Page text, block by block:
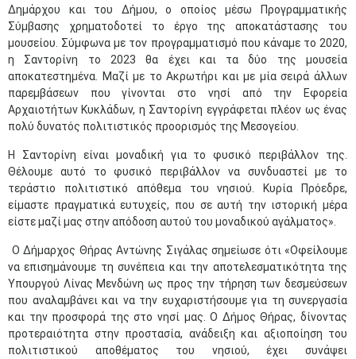
Δημάρχου και του Δήμου, ο οποίος μέσω Προγραμματικής
Σύμβασης χρηματοδοτεί το έργο της αποκατάστασης του
μουσείου. Σύμφωνα με τον προγραμματισμό που κάναμε το 2020,
η Σαντορίνη το 2023 θα έχει και τα δύο της μουσεία
αποκατεστημένα. Μαζί με το Ακρωτήρι και με μία σειρά άλλων
παρεμβάσεων που γίνονται στο νησί από την Εφορεία
Αρχαιοτήτων Κυκλάδων, η Σαντορίνη εγγράφεται πλέον ως ένας
πολύ δυνατός πολιτιστικός προορισμός της Μεσογείου.
Η Σαντορίνη είναι μοναδική για το φυσικό περιβάλλον της.
Θέλουμε αυτό το φυσικό περιβάλλον να συνδυαστεί με το
τεράστιο πολιτιστικό απόθεμα του νησιού. Κυρία Πρόεδρε,
είμαστε πραγματικά ευτυχείς, που σε αυτή την ιστορική μέρα
είστε μαζί μας στην απόδοση αυτού του μοναδικού αγάλματος».
Ο Δήμαρχος Θήρας Αντώνης Σιγάλας σημείωσε ότι «Οφείλουμε
να επισημάνουμε τη συνέπεια και την αποτελεσματικότητα της
Υπουργού Λίνας Μενδώνη ως προς την τήρηση των δεσμεύσεων
που αναλαμβάνει και να την ευχαριστήσουμε για τη συνεργασία
και την προσφορά της στο νησί μας. Ο Δήμος Θήρας, δίνοντας
προτεραιότητα στην προστασία, ανάδειξη και αξιοποίηση του
πολιτιστικού αποθέματος του νησιού, έχει συνάψει